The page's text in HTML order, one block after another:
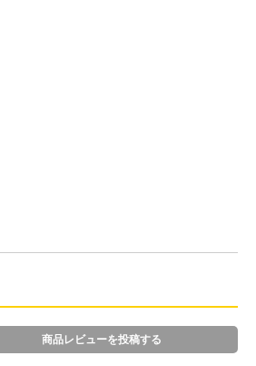
商品レビューを投稿する